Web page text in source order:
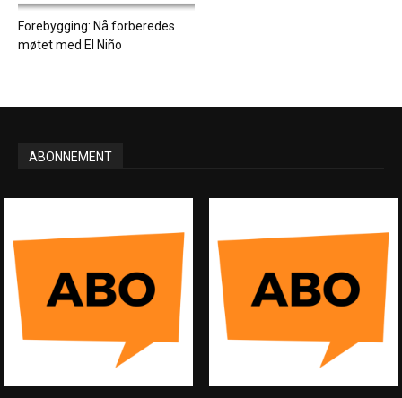
Forebygging: Nå forberedes
møtet med El Niño
ABONNEMENT